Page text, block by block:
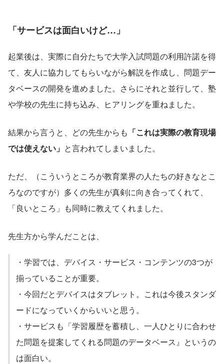
「サービスは面白いけど…」
起業後は、実際に自分たちで大学入試問題の利用許諾を得
て、友人に協力してもらいながら解説を作成し、問題デー
タベースの開発を進めました。さらにそれと並行して、塾
や学校の先生に持ち込み、ヒアリングを重ねました。
結果から言うと、どの先生からも 「これは実際の教育現場
では使えない」 と言われてしまいました。
ただ、（こういうところが教育業界の人たちの好きなとこ
ろなのですが）多くの先生が真剣に向き合ってくれて、
「良いところ」も同時に教えてくれました。
先生方から学んだことは、
・学習では、デバイス・サービス・コンテンツの3つが
揃っていることが重要。
・今回だとデバイスはタブレット。これは今後スタンダ
ードになっていくからいいと思う。
・サービスも「学習履歴を蓄積し、一人ひとりに合わせ
た問題を提案してくれる問題のデータベース』というの
は面白い。